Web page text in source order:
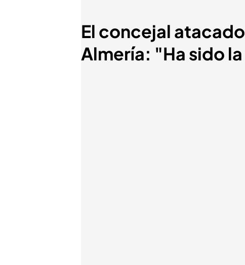
El concejal
Almería: "Ha sido